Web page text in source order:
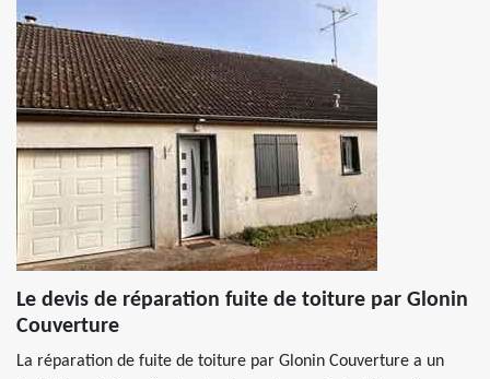
Le devis de réparation fuite de toiture par Glonin
Couverture
La réparation de fuite de toiture par Glonin Couverture a un